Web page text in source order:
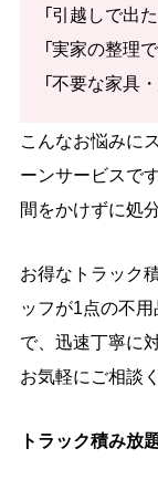
「引越しで出
「実家の整理
「不要な家具
こんなお悩みに
ーンサービスで
間をかけずに処
お得なトラック
ッフが1点の不
で、迅速丁寧に
お気軽にご相談
トラック積み放